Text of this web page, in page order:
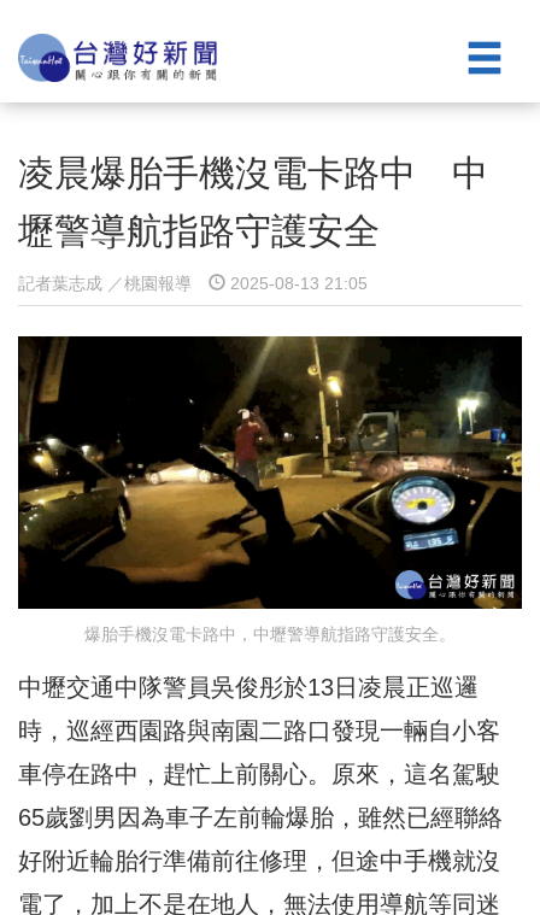
凌晨爆胎手機沒電卡路中 中
壢警導航指路守護安全
記者葉志成 ／桃園報導 2025-08-13 21:05
爆胎手機沒電卡路中，中壢警導航指路守護安全。
中壢交通中隊警員吳俊彤於13日凌晨正巡邏
時，巡經西園路與南園二路口發現一輛自小客
車停在路中，趕忙上前關心。原來，這名駕駛
65歲劉男因為車子左前輪爆胎，雖然已經聯絡
好附近輪胎行準備前往修理，但途中手機就沒
電了，加上不是在地人，無法使用導航等同迷